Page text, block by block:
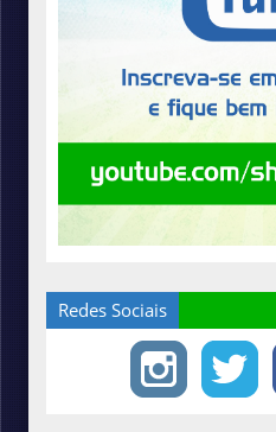
Redes Sociais